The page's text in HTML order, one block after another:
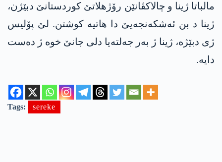
مالباتا ژینا و چالاکڤانێن رۆژھلاتێ کوردستانێ دبێژن،
ژینا د بن ئەشکەنجەیێ دا ھاتیە کوشتن. لێ پۆلیس
ژی دبێژە، ژینا ژ بەر جەلتەیا دلی جانێ خوە ژ دەست
دایە.
Tags: sereke